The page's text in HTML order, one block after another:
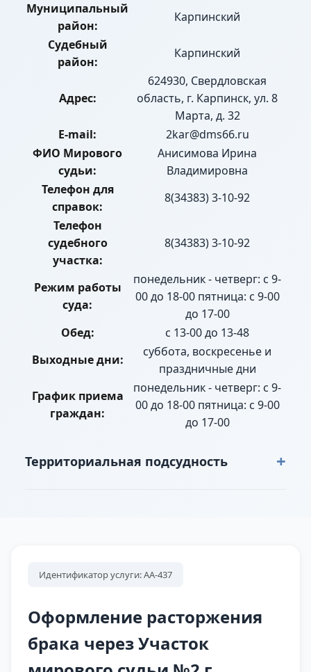
Муниципальный
район:
Карпинский
Судебный
район:
Карпинский
Адрес:
624930, Свердловская
область, г. Карпинск, ул. 8
Марта, д. 32
E-mail:
2kar@dms66.ru
ФИО Мирового
судьи:
Анисимова Ирина
Владимировна
Телефон для
справок:
8(34383) 3-10-92
Телефон
судебного
участка:
8(34383) 3-10-92
Режим работы
суда:
понедельник - четверг: с 9-
00 до 18-00 пятница: с 9-00
до 17-00
Обед:
с 13-00 до 13-48
Выходные дни:
суббота, воскресенье и
праздничные дни
График приема
граждан:
понедельник - четверг: с 9-
00 до 18-00 пятница: с 9-00
до 17-00
Территориальная подсудность +
полностью, проезд Максима Горького
проезд Чайковского полностью, ул. 8 Марта №
2 – 38 (четные) № 1-а, 1 – 43 (нечетные), ул.
Белинского № 102 – 126 (четные) № 91 – 121
(нечетные), ул. Горняков полностью, ул. Карла
Идентификатор услуги: АА-437
Оформление расторжения
брака через Участок